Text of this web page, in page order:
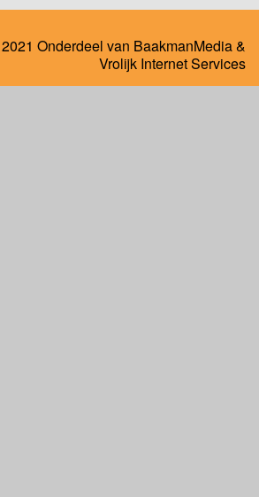
Onderdeel van BaakmanMedia&
Vrolijk Internet Services